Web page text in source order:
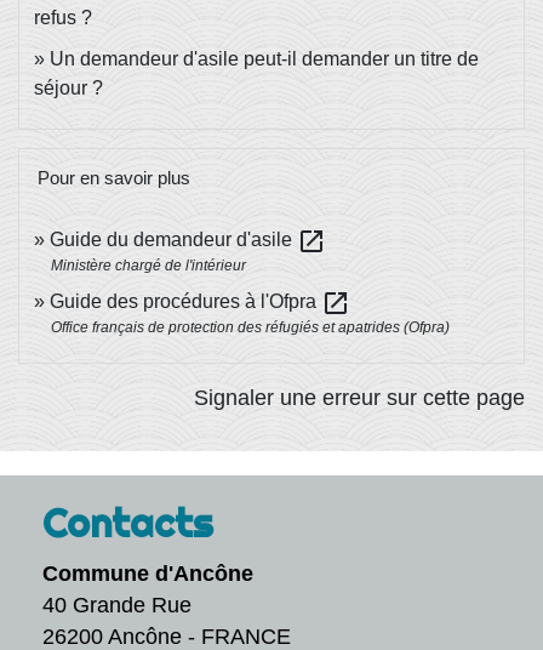
refus ?
Un demandeur d'asile peut-il demander un titre de
séjour ?
Pour en savoir plus
Guide du demandeur d'asile open_in_new
Ministère chargé de l'intérieur
Guide des procédures à l'Ofpra open_in_new
Office français de protection des réfugiés et apatrides (Ofpra)
Signaler une erreur sur cette page
Contacts
Commune d'Ancône
40 Grande Rue
26200 Ancône - FRANCE